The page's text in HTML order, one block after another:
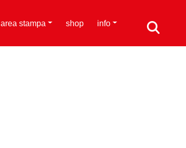
area stampa shop info